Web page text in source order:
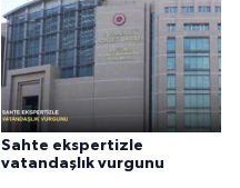
Sahte ekspertizle
vatandaşlık vurgunu